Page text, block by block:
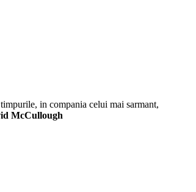
in compania celui mai sarmant,
McCullough